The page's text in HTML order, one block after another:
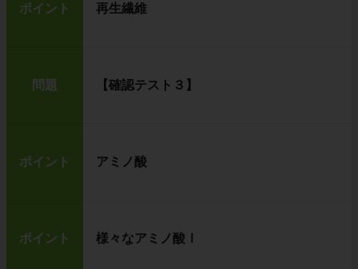
ポイント 再生繊維
問題 【確認テスト３】
ポイント アミノ酸
ポイント 様々なアミノ酸Ⅰ